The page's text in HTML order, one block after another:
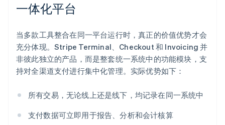
一体化平台
当多款工具整合在同一平台运行时，真正的价值优势才会
充分体现。Stripe Terminal、Checkout 和 Invoicing 并
非彼此独立的产品，而是整套统一系统中的功能模块，支
持对全渠道支付进行集中化管理。实际优势如下：
所有交易，无论线上还是线下，均记录在同一系统中
支付数据可立即用于报告、分析和会计核算
阿联酋
English
爱尔兰
English